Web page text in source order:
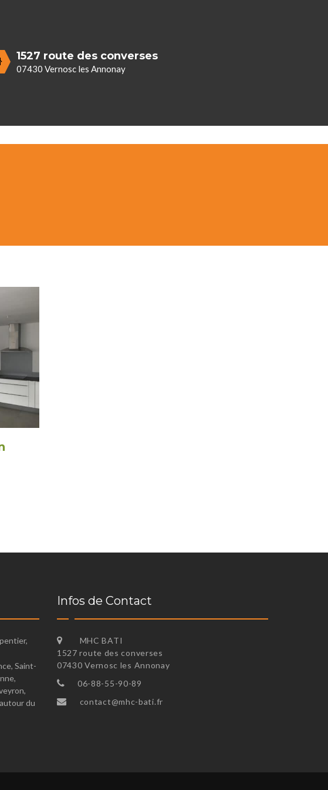
1527 route des converses
07430 Vernosc les Annonay
Saint-
du
Infos de Contact
MHC BATI
1527 route des converses
07430 Vernosc les Annonay
06-88-55-90-89
contact@mhc-bati.fr